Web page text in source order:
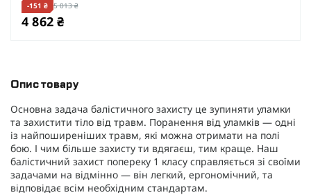
Опис товару
Основна задача балістичного захисту це зупиняти уламки
та захистити тіло від травм. Поранення від уламків — одні
із найпоширеніших травм, які можна отримати на полі
бою. І чим більше захисту ти вдягаєш, тим краще. Наш
балістичний захист попереку 1 класу справляється зі своїми
задачами на відмінно — він легкий, ергономічний, та
відповідає всім необхідним стандартам.
-151 ₴ 5 013 ₴
4 862 ₴